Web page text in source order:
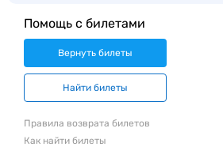
Помощь с билетами
Вернуть билеты
Найти билеты
Правила возврата билетов
Как найти билеты